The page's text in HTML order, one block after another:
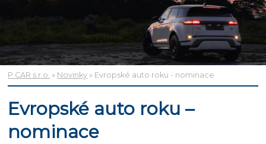
P CAR s.r.o. » Novinky » Evropské auto roku - nominace
Evropské auto roku –
nominace